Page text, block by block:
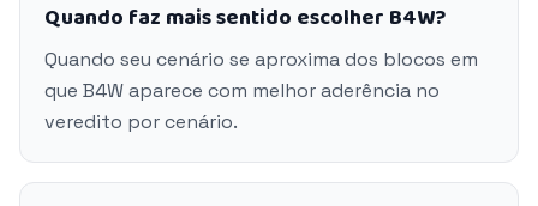
Quando faz mais sentido escolher B4W?
Quando seu cenário se aproxima dos blocos em
que B4W aparece com melhor aderência no
veredito por cenário.